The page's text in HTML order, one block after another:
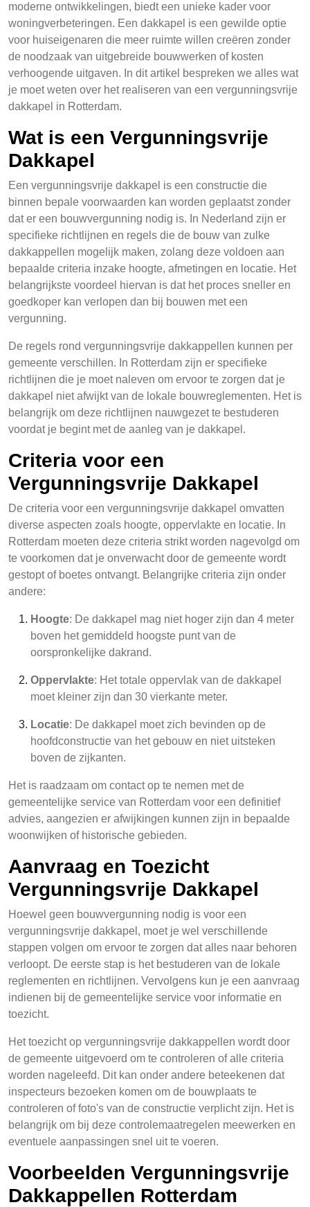
moderne ontwikkelingen, biedt een unieke kader voor
woningverbeteringen. Een dakkapel is een gewilde optie
voor huiseigenaren die meer ruimte willen creëren zonder
de noodzaak van uitgebreide bouwwerken of kosten
verhoogende uitgaven. In dit artikel bespreken we alles wat
je moet weten over het realiseren van een vergunningsvrije
dakkapel in Rotterdam.
Wat is een Vergunningsvrije
Dakkapel
Een vergunningsvrije dakkapel is een constructie die
binnen bepale voorwaarden kan worden geplaatst zonder
dat er een bouwvergunning nodig is. In Nederland zijn er
specifieke richtlijnen en regels die de bouw van zulke
dakkappellen mogelijk maken, zolang deze voldoen aan
bepaalde criteria inzake hoogte, afmetingen en locatie. Het
belangrijkste voordeel hiervan is dat het proces sneller en
goedkoper kan verlopen dan bij bouwen met een
vergunning.
De regels rond vergunningsvrije dakkappellen kunnen per
gemeente verschillen. In Rotterdam zijn er specifieke
richtlijnen die je moet naleven om ervoor te zorgen dat je
dakkapel niet afwijkt van de lokale bouwreglementen. Het is
belangrijk om deze richtlijnen nauwgezet te bestuderen
voordat je begint met de aanleg van je dakkapel.
Criteria voor een
Vergunningsvrije Dakkapel
De criteria voor een vergunningsvrije dakkapel omvatten
diverse aspecten zoals hoogte, oppervlakte en locatie. In
Rotterdam moeten deze criteria strikt worden nagevolgd om
te voorkomen dat je onverwacht door de gemeente wordt
gestopt of boetes ontvangt. Belangrijke criteria zijn onder
andere:
Hoogte: De dakkapel mag niet hoger zijn dan 4 meter
boven het gemiddeld hoogste punt van de
oorspronkelijke dakrand.
Oppervlakte: Het totale oppervlak van de dakkapel
moet kleiner zijn dan 30 vierkante meter.
Locatie: De dakkapel moet zich bevinden op de
hoofdconstructie van het gebouw en niet uitsteken
boven de zijkanten.
Het is raadzaam om contact op te nemen met de
gemeentelijke service van Rotterdam voor een definitief
advies, aangezien er afwijkingen kunnen zijn in bepaalde
woonwijken of historische gebieden.
Aanvraag en Toezicht
Vergunningsvrije Dakkapel
Hoewel geen bouwvergunning nodig is voor een
vergunningsvrije dakkapel, moet je wel verschillende
stappen volgen om ervoor te zorgen dat alles naar behoren
verloopt. De eerste stap is het bestuderen van de lokale
reglementen en richtlijnen. Vervolgens kun je een aanvraag
indienen bij de gemeentelijke service voor informatie en
toezicht.
Het toezicht op vergunningsvrije dakkappellen wordt door
de gemeente uitgevoerd om te controleren of alle criteria
worden nageleefd. Dit kan onder andere beteekenen dat
inspecteurs bezoeken komen om de bouwplaats te
controleren of foto's van de constructie verplicht zijn. Het is
belangrijk om bij deze controlemaatregelen meewerken en
eventuele aanpassingen snel uit te voeren.
Voorbeelden Vergunningsvrije
Dakkappellen Rotterdam